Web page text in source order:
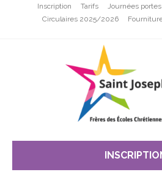
Inscription Tarifs
Journées portes
Circulaires 2025/2026